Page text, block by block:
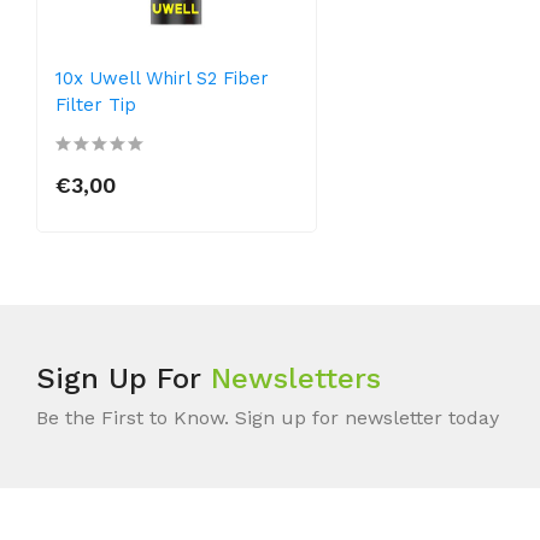
10x Uwell Whirl S2 Fiber
Filter Tip
€3,00
Sign Up For Newsletters
Be the First to Know. Sign up for newsletter today